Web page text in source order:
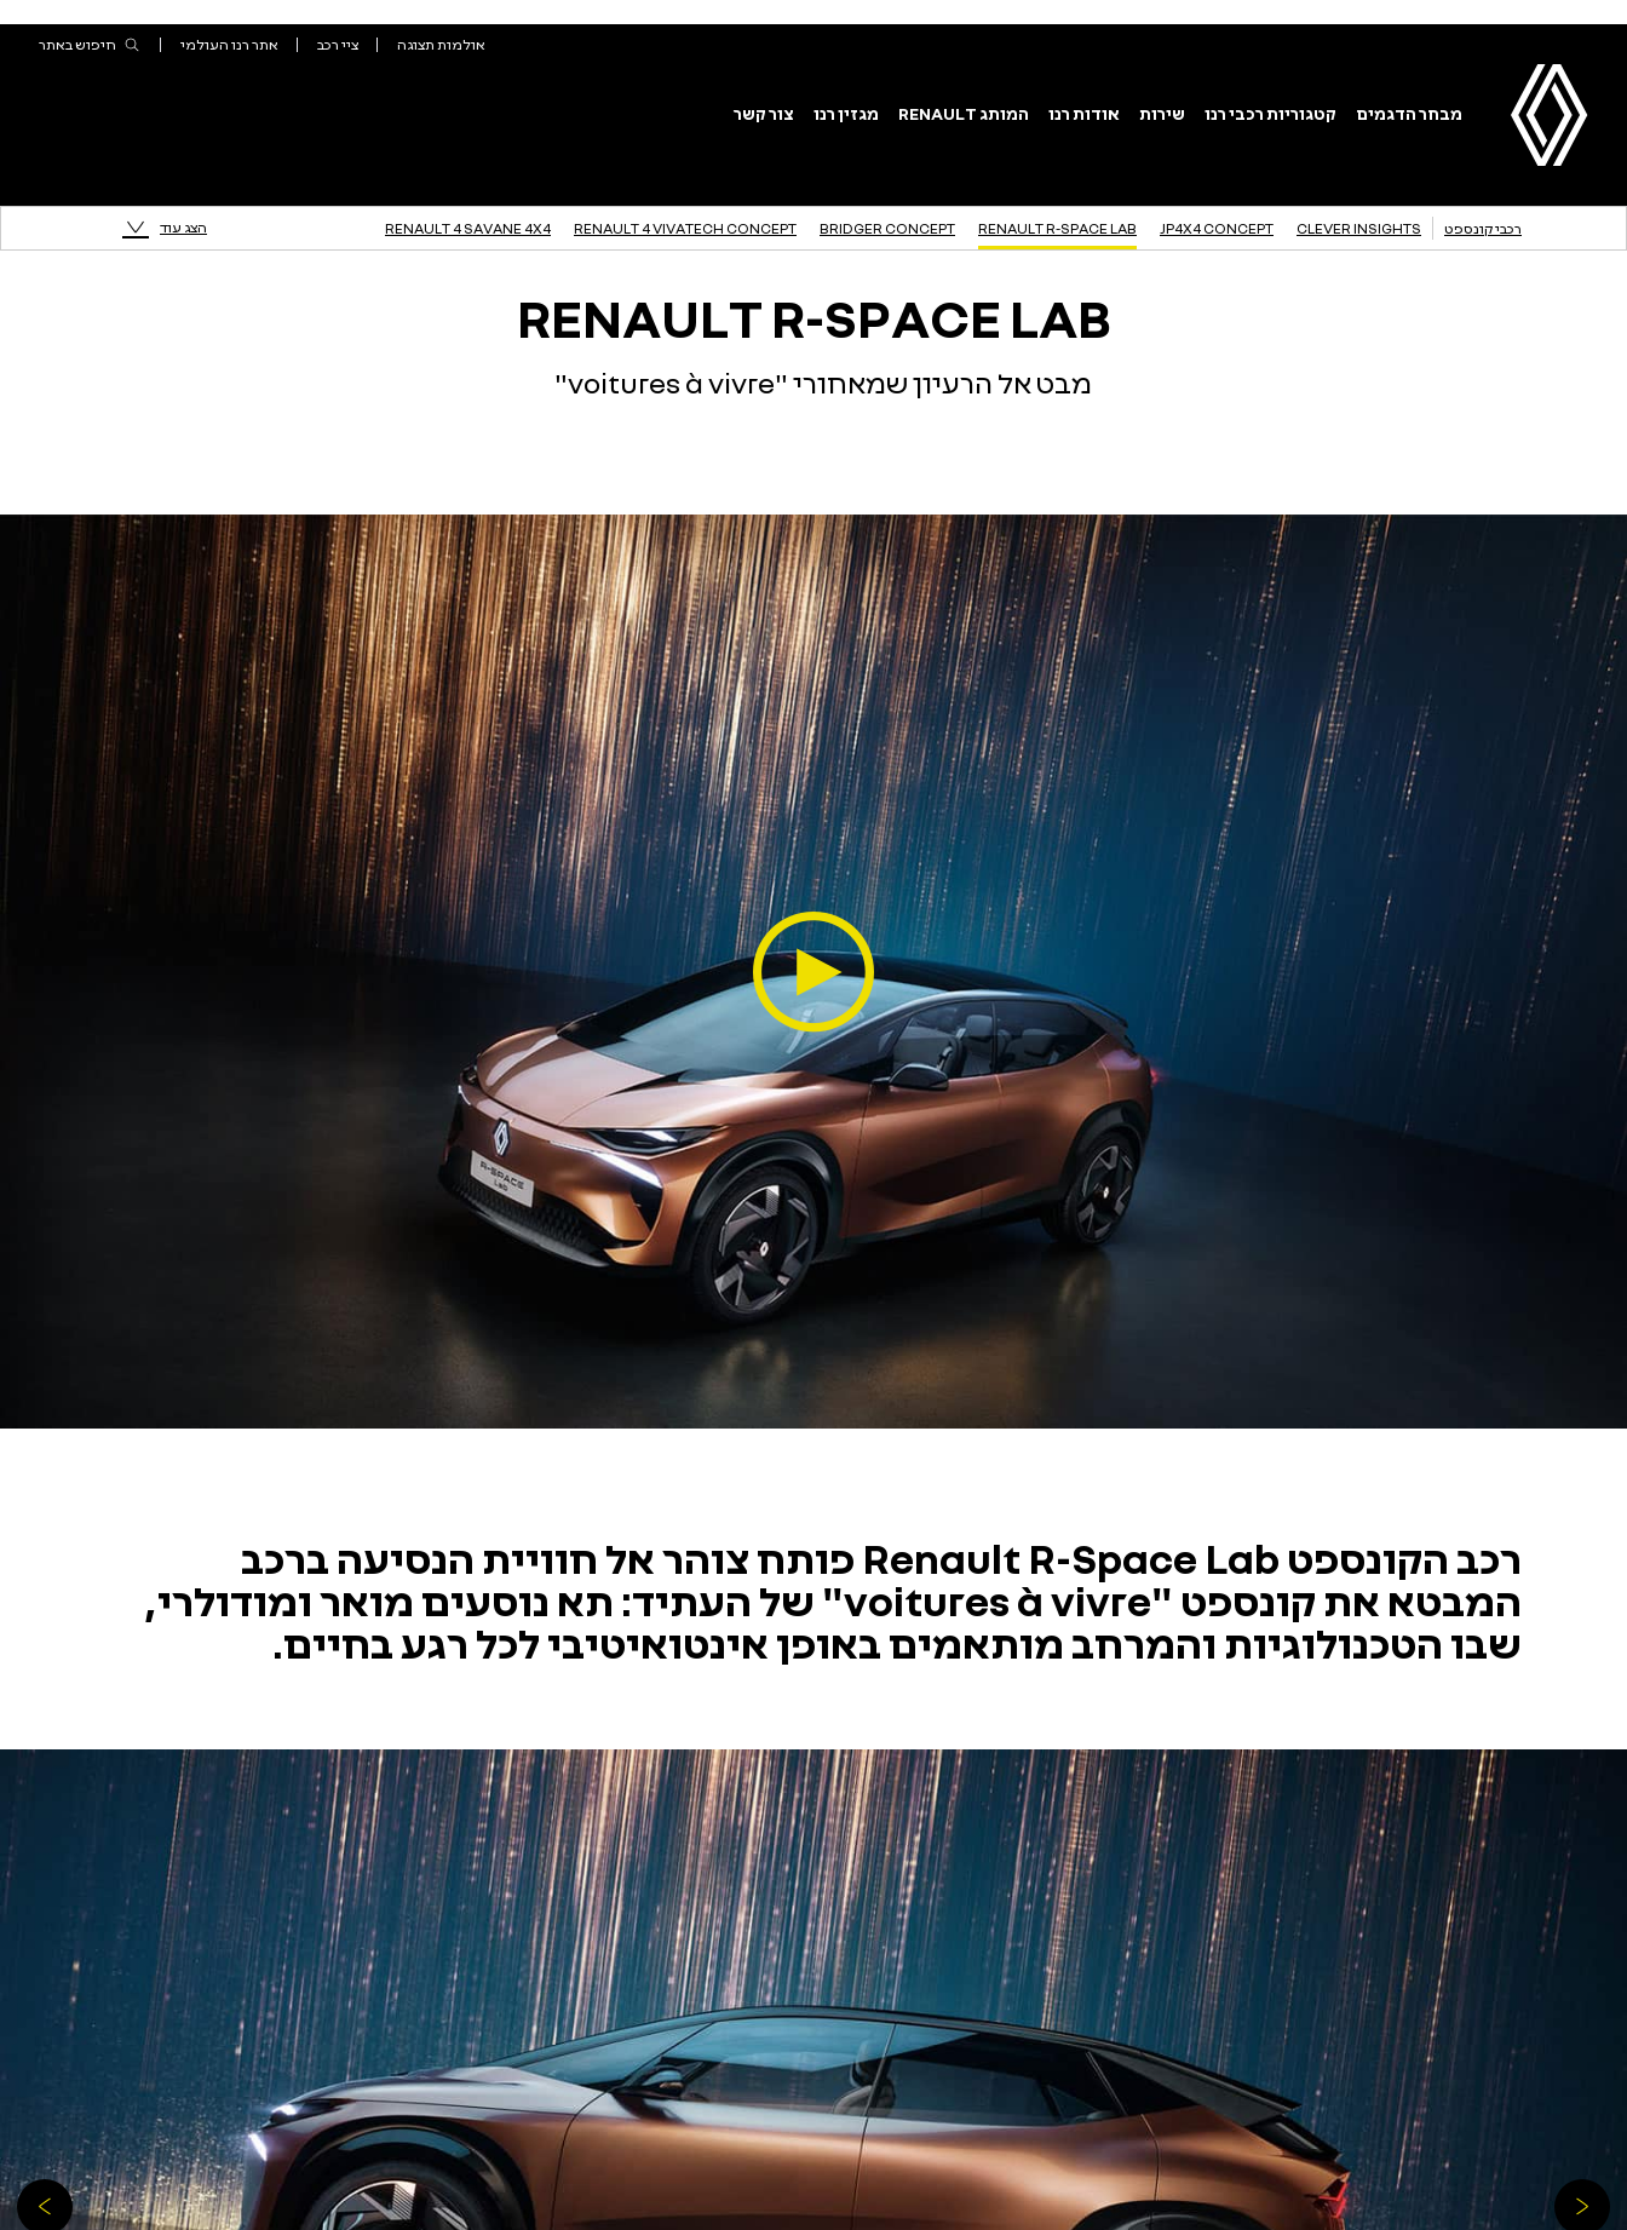
רכבי קונספט CLEVER INSIGHTS
JP4X4 CONCEPT
RENAULT R-SPACE LAB
BRIDGER CONCEPT
RENAULT 4 VIVATECH CONCEPT
RENAULT 4 SAVANE 4X4 הצג עוד
RENAULT R-SPACE LAB
מבט אל הרעיון שמאחורי "voitures à vivre"
רכב הקונספט Renault R-Space Lab פותח צוהר אל חוויית הנסיעה ברכב
המבטא את קונספט "voitures à vivre" של העתיד: תא נוסעים מואר ומודולרי,
שבו הטכנולוגיות והמרחב מותאמים באופן אינטואיטיבי לכל רגע בחיים.
צפו
בגלריית
תמונות
של
רכב
קונספט
רנו
R-
SPACE